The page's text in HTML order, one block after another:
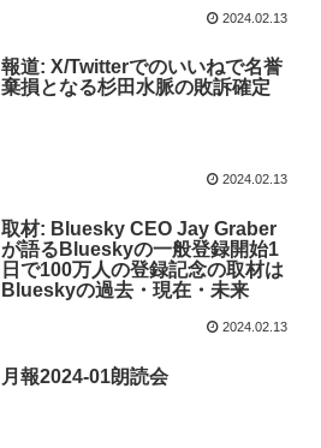
2024.02.13
報道: X/Twitterでのいいねで名誉
棄損となる杉田水脈の敗訴確定
2024.02.13
取材: Bluesky CEO Jay Graber
が語るBlueskyの一般登録開始1
日で100万人の登録記念の取材は
Blueskyの過去・現在・未来
2024.02.13
月報2024-01朗読会